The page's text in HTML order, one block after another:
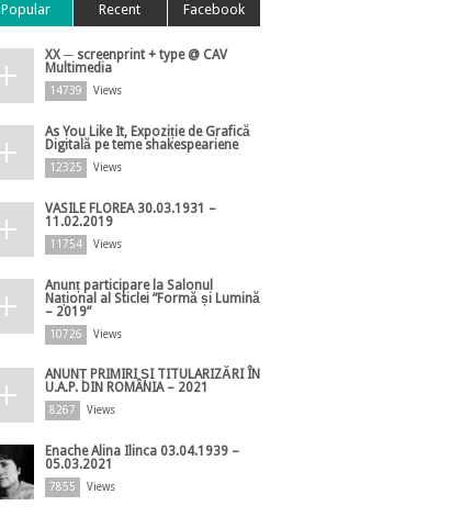
Popular Recent Facebook
XX ─ screenprint + type @ CAV
Multimedia
14739 Views
As You Like It, Expoziție de Grafică
Digitală pe teme shakespeariene
12325 Views
VASILE FLOREA 30.03.1931 –
11.02.2019
11754 Views
Anunț participare la Salonul
Național al Sticlei ”Formă și Lumină
– 2019”
10726 Views
ANUNȚ PRIMIRI ȘI TITULARIZĂRI ÎN
U.A.P. DIN ROMÂNIA – 2021
8267 Views
Enache Alina Ilinca 03.04.1939 –
05.03.2021
7855 Views